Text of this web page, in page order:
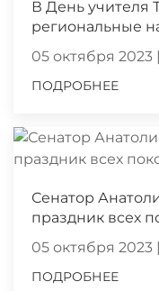
В День учителя
региональные
05 октября 2023
ПОДРОБНЕЕ
Сенатор
праздник всех
05 октября 2023
ПОДРОБНЕЕ